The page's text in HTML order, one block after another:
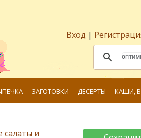
Вход |
ЗАГОТОВКИ ДЕСЕРТЫ КАШИ,
салаты и